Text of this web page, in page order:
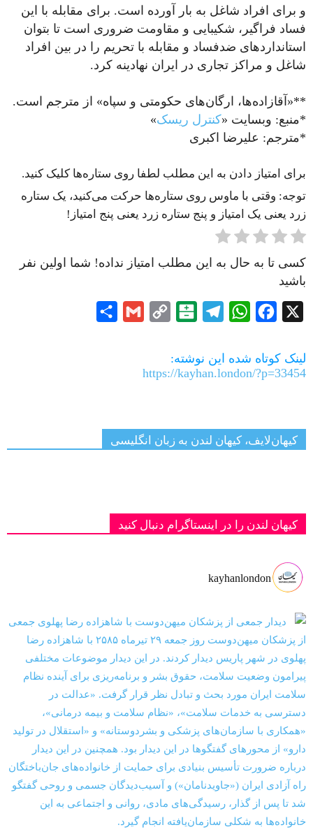
و برای افراد شاغل به ­بار آورده است. برای مقابله با این
فساد فراگیر، شکیبایی و مقاومت ضروری است تا بتوان
استانداردهای ضدفساد و مقابله با تحریم را در بین افراد
شاغل و مراکز تجاری در ایران نهادینه کرد.
**«آقازاده­‌ها، ارگان‌­های حکومتی و سپاه» از مترجم است.
*منبع: وبسایت «کنترل ریسک»
*مترجم: علیرضا اکبری
برای امتیاز دادن به این مطلب لطفا روی ستاره‌ها کلیک کنید.
توجه: وقتی با ماوس روی ستاره‌ها حرکت می‌کنید، یک ستاره
زرد یعنی یک امتیاز و پنج ستاره زرد یعنی پنج امتیاز!
کسی تا به حال به این مطلب امتیاز نداده! شما اولین نفر
باشید
X
Facebook
WhatsApp
Telegram
Balatarin
Copy
Gmail
لینک کوتاه شده این نوشته:
https://kayhan.london/?p=33454
کیهان‌لایف، کیهان لندن به زبان انگلیسی
کیهان لندن را در اینستاگرام دنبال کنید
kayhanlondon